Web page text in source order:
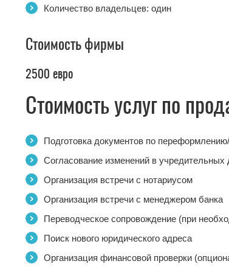
Количество владельцев: один
Стоимость фирмы
2500 евро
Стоимость услуг по
Подготовка документов по
Согласование изменений в
Организация встречи с нотариусом
Организация встречи с менеджером банка
Переводческое сопровождение (при
Поиск нового юридического адреса
Организация финансовой проверки